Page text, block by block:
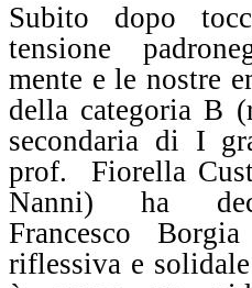
Subito dopo
tensione
mente e le nostre
della categoria B
secondaria di I
prof.
Fiorella
Nanni) ha
Francesco
riflessiva e